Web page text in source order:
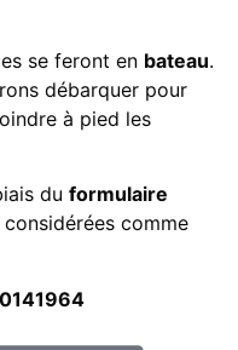
se feront en bateau.
débarquer pour
à pied les
du formulaire
comme